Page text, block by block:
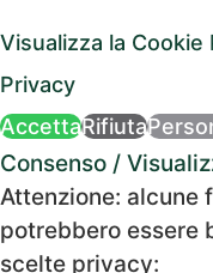
Visualizza la Cookie
Privacy
AccettaRifiuta
Consenso /
Attenzione: alcune
potrebbero essere
scelte privacy: